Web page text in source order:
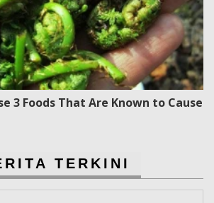
3 Foods That Are Known to Cause
TERKINI